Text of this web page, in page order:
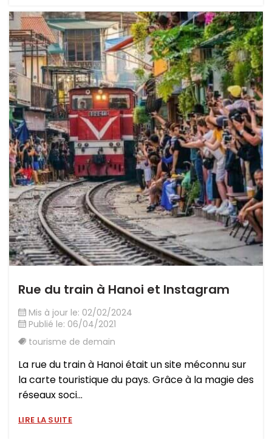
Rue du train à Hanoi et Instagram
Mis à jour le: 02/02/2024
Publié le: 06/04/2021
tourisme de demain
La rue du train à Hanoi était un site méconnu sur
la carte touristique du pays. Grâce à la magie des
réseaux soci...
LIRE LA SUITE